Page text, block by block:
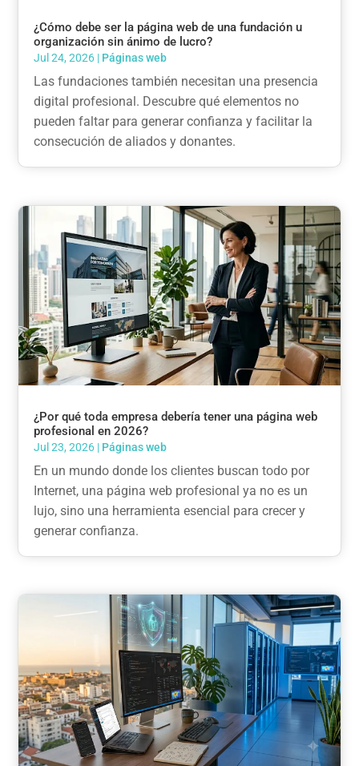
¿Cómo debe ser la página web de una fundación u
organización sin ánimo de lucro?
Jul 24, 2026 | Páginas web
Las fundaciones también necesitan una presencia
digital profesional. Descubre qué elementos no
pueden faltar para generar confianza y facilitar la
consecución de aliados y donantes.
¿Por qué toda empresa debería tener una página web
profesional en 2026?
Jul 23, 2026 | Páginas web
En un mundo donde los clientes buscan todo por
Internet, una página web profesional ya no es un
lujo, sino una herramienta esencial para crecer y
generar confianza.